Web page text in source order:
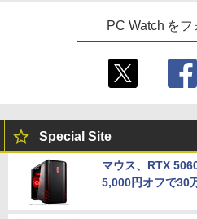
PC Watch を
Special Site
マウス、RTX
5,000円オフで30